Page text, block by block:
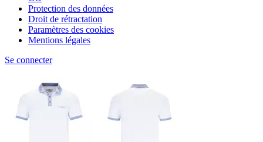
Protection des données
Droit de rétractation
Paramètres des cookies
Mentions légales
Se connecter